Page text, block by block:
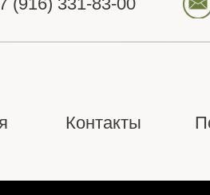
Контакты